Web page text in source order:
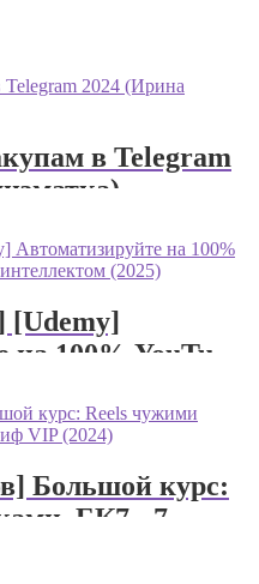
в Telegram
[Udemy]
100% YouTube
Большой курс:
БК7 - 7